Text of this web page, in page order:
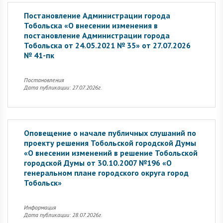
Постановление Администрации города
Тобольска «О внесении изменения в
постановление Администрации города
Тобольска от 24.05.2021 № 35» от 27.07.2026
№ 41-пк
Постановления
Дата публикации: 27.07.2026г.
Оповещение о начале публичных слушаний по
проекту решения Тобольской городской Думы
«О внесении изменений в решение Тобольской
городской Думы от 30.10.2007 №196 «О
генеральном плане городского округа город
Тобольск»
Информация
Дата публикации: 28.07.2026г.